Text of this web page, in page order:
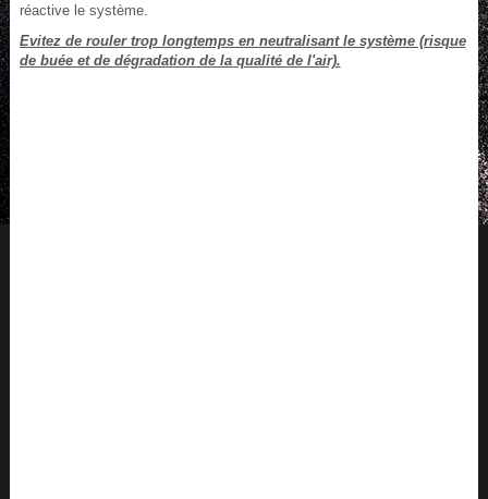
réactive le système.
Evitez de rouler trop longtemps en neutralisant le système (risque
de buée et de dégradation de la qualité de l'air).